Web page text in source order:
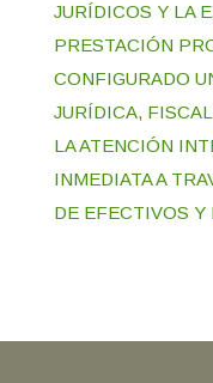
JURÍDICOS Y LA
PRESTACIÓN
CONFIGURADO
JURÍDICA,
LA ATENCIÓN
INMEDIATA A
DE EFECTIVOS Y